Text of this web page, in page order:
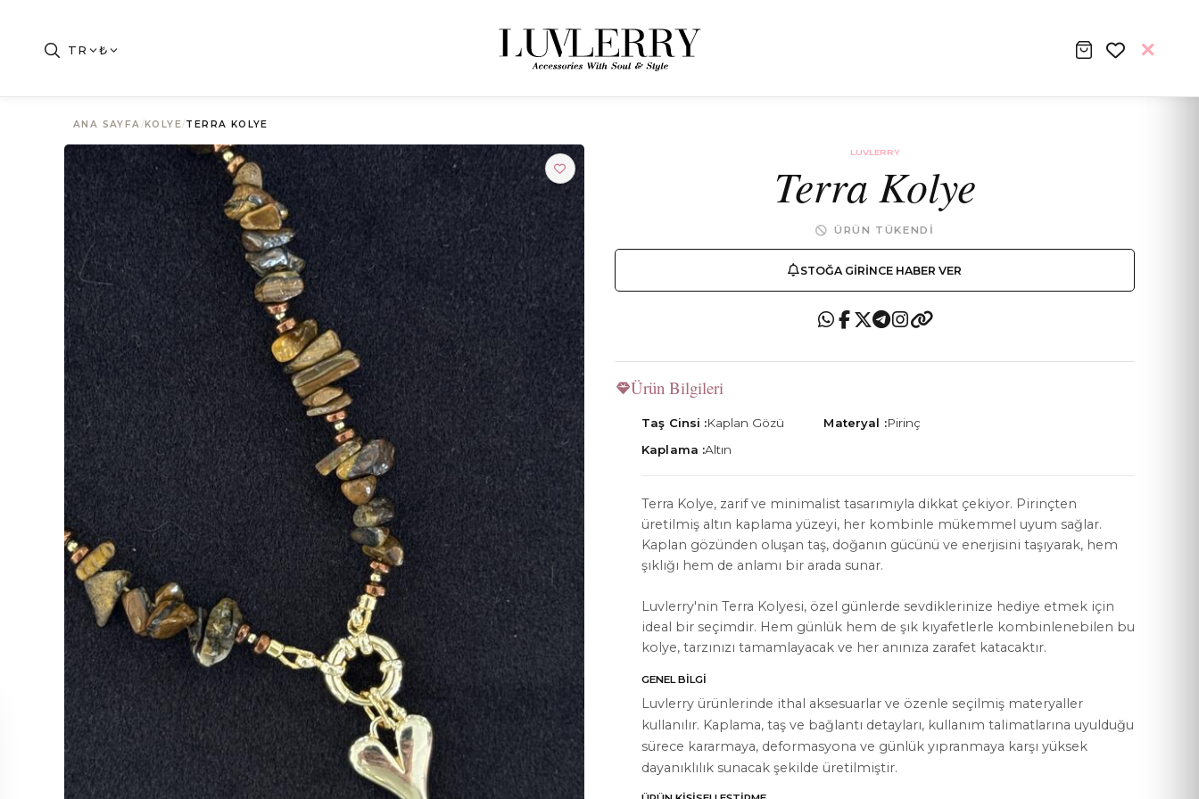
Luvlerry Dünyasına Katılın
Yeni koleksiyon ve özel kampanyalardan ilk siz haberdar olun.
ABONE OL
MÜŞTERİ HİZMETLERİ
Bize Ulaşın
Sipariş Takibi
İade ve İptal Koşulları
Satış Noktalarımız
KOLEKSİYON
Kolye
Küpe
Yüzük
Bileklik
Tüm Ürünler
HAKKIMIZDA
Hakkımızda
Instagram
YASAL KOŞULLAR
KVKK Aydınlatma Metni
TR ₺
ANA SAYFA/KOLYE/TERRA KOLYE
LUVLERRY
Terra Kolye
ÜRÜN TÜKENDI
STOĞA GIRINCE HABER VER
Ürün Bilgileri
Taş Cinsi :Kaplan Gözü
Kaplama :Altın
Materyal :Pirinç
Terra Kolye, zarif ve minimalist tasarımıyla dikkat çekiyor. Pirinçten
üretilmiş altın kaplama yüzeyi, her kombinle mükemmel uyum sağlar.
Kaplan gözünden oluşan taş, doğanın gücünü ve enerjisini taşıyarak, hem
şıklığı hem de anlamı bir arada sunar.
Luvlerry'nin Terra Kolyesi, özel günlerde sevdiklerinize hediye etmek için
ideal bir seçimdir. Hem günlük hem de şık kıyafetlerle kombinlenebilen bu
kolye, tarzınızı tamamlayacak ve her anınıza zarafet katacaktır.
GENEL BILGI
Luvlerry ürünlerinde ithal aksesuarlar ve özenle seçilmiş materyaller
kullanılır. Kaplama, taş ve bağlantı detayları, kullanım talimatlarına uyulduğu
sürece kararmaya, deformasyona ve günlük yıpranmaya karşı yüksek
dayanıklılık sunacak şekilde üretilmiştir.